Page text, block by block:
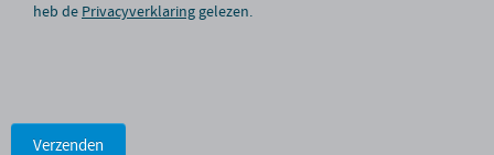
heb de Privacyverklaring gelezen.
Verzenden